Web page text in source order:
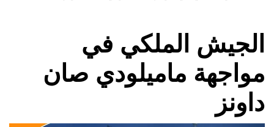
الجيش الملكي في
مواجهة ماميلودي صان
داونز